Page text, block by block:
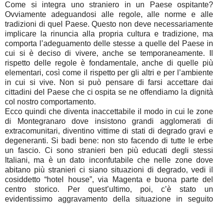
Come si integra uno straniero in un Paese ospitante?
Ovviamente adeguandosi alle regole, alle norme e alle
tradizioni di quel Paese. Questo non deve necessariamente
implicare la rinuncia alla propria cultura e tradizione, ma
comporta l’adeguamento delle stesse a quelle del Paese in
cui si è deciso di vivere, anche se temporaneamente. Il
rispetto delle regole è fondamentale, anche di quelle più
elementari, così come il rispetto per gli altri e per l’ambiente
in cui si vive. Non si può pensare di farsi accettare dai
cittadini del Paese che ci ospita se ne offendiamo la dignità
col nostro comportamento.
Ecco quindi che diventa inaccettabile il modo in cui le zone
di Montegranaro dove insistono grandi agglomerati di
extracomunitari, diventino vittime di stati di degrado gravi e
degeneranti. Si badi bene: non sto facendo di tutte le erbe
un fascio. Ci sono stranieri ben più educati degli stessi
Italiani, ma è un dato inconfutabile che nelle zone dove
abitano più stranieri ci siano situazioni di degrado, vedi il
cosiddetto “hotel house”, via Magenta e buona parte del
centro storico. Per quest’ultimo, poi, c’è stato un
evidentissimo aggravamento della situazione in seguito